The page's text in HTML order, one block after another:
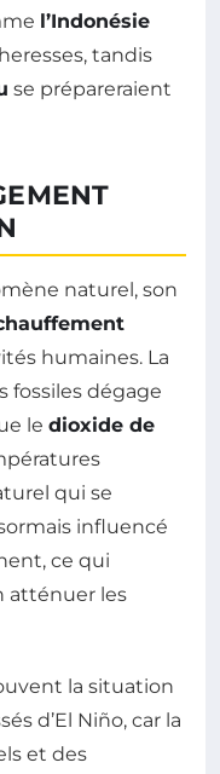
l’Indonésie
tandis
se prépareraient
naturel, son
humaines. La
fossiles dégage
le dioxide de
qui se
influencé
ce qui
atténuer les
la situation
d’El Niño, car la
et des